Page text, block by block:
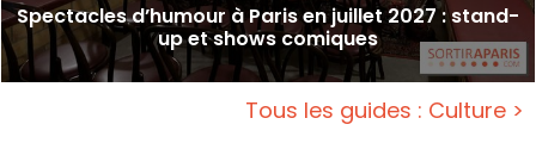
Spectacles d’humour à Paris en juillet 2027 : stand-
up et shows comiques
Tous les guides : Culture >